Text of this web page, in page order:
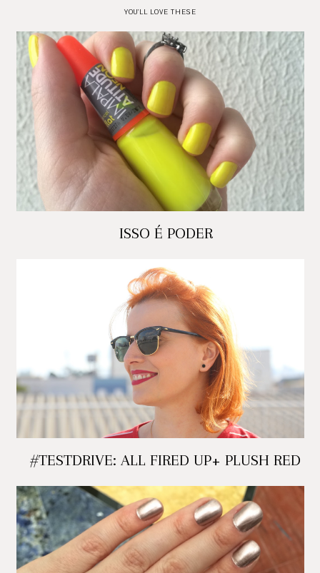
YOU'LL LOVE THESE
ISSO É PODER
#TESTDRIVE: ALL FIRED UP+ PLUSH RED